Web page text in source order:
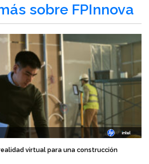
sobre FPInnova
virtual para una construcción